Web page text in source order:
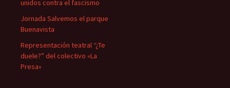
unidos contra el fascismo
Jornada Salvemos el parque
Buenavista
Representación teatral “¿Te
duele?” del colectivo «La
Presa»